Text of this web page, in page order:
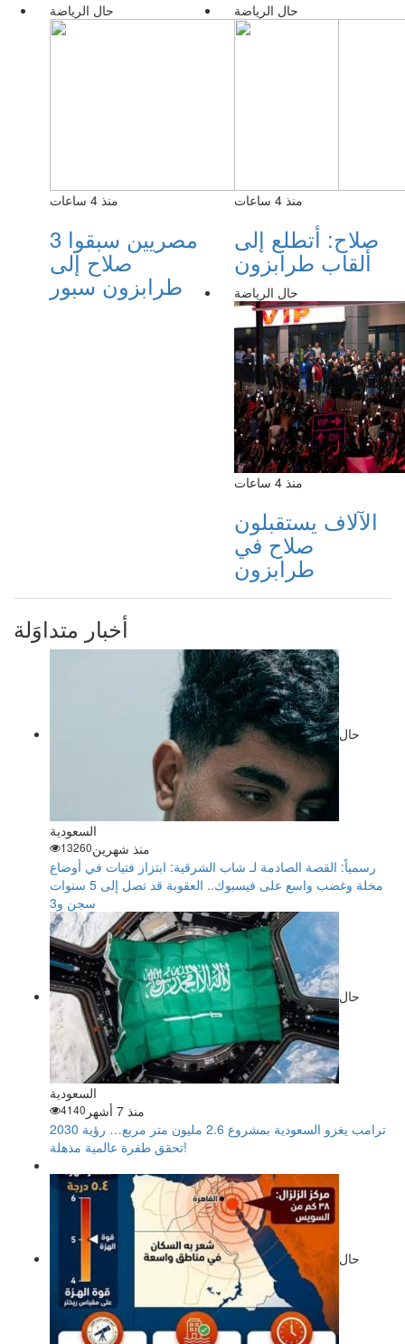
حال الرياضة
منذ 4 ساعات
3 مصريين سبقوا
صلاح إلى
طرابزون سبور
حال الرياضة
منذ 4 ساعات
صلاح: أتطلع إلى
ألقاب طرابزون
حال الرياضة
منذ 4 ساعات
الآلاف يستقبلون
صلاح في
طرابزون
أخبار متداوَلة
حال
السعودية
منذ شهرين13260
رسمياً: القصة الصادمة لـ شاب الشرقية: ابتزاز فتيات في أوضاع
مخلة وغضب واسع على فيسبوك.. العقوبة قد تصل إلى 5 سنوات
سجن و3
حال
السعودية
منذ 7 أشهر
4140
ترامب يغزو السعودية بمشروع 2.6 مليون متر مربع… رؤية 2030
تحقق طفرة عالمية مذهلة!
حال